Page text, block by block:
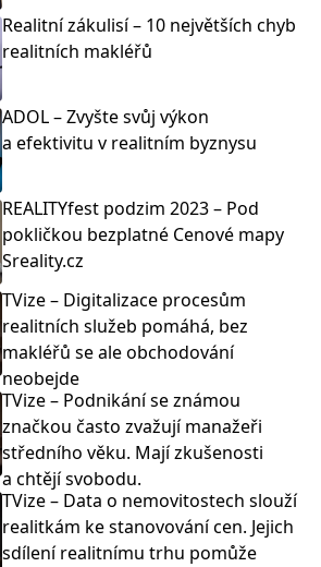
Realitní zákulisí – 10 největších chyb
realitních makléřů
ADOL – Zvyšte svůj výkon
a efektivitu v realitním byznysu
REALITYfest podzim 2023 – Pod
pokličkou bezplatné Cenové mapy
Sreality.cz
TVize – Digitalizace procesům
realitních služeb pomáhá, bez
makléřů se ale obchodování
neobejde
TVize – Podnikání se známou
značkou často zvažují manažeři
středního věku. Mají zkušenosti
a chtějí svobodu.
TVize – Data o nemovitostech slouží
realitkám ke stanovování cen. Jejich
sdílení realitnímu trhu pomůže